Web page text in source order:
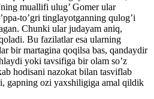
muallifi ulug’ Gomer ular
to’gri tinglayotganning qulog’i
Chunki ular judayam aniq,
Bu fazilatlar esa ularning
bir martagina qoqilsa bas, qandaydir
yoki tavsifiga bir olam so’z
hodisani nazokat bilan tasviflab
gapning ozi yaxshiligiga amal qildik